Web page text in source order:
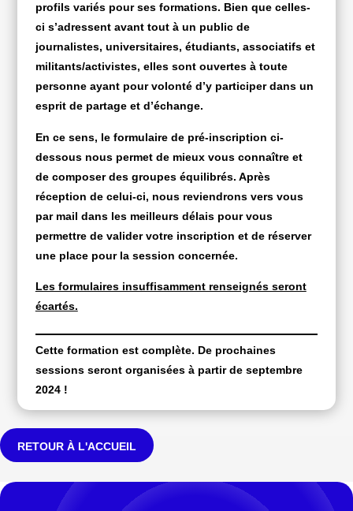
profils variés pour ses formations. Bien que celles-
ci s’adressent avant tout à un public de
journalistes, universitaires, étudiants, associatifs et
militants/activistes, elles sont ouvertes à toute
personne ayant pour volonté d’y participer dans un
esprit de partage et d’échange.
En ce sens, le formulaire de pré-inscription ci-
dessous nous permet de mieux vous connaître et
de composer des groupes équilibrés. Après
réception de celui-ci, nous reviendrons vers vous
par mail dans les meilleurs délais pour vous
permettre de valider votre inscription et de réserver
une place pour la session concernée.
Les formulaires insuffisamment renseignés seront
écartés.
Cette formation est complète. De prochaines
sessions seront organisées à partir de septembre
2024 !
RETOUR À L'ACCUEIL